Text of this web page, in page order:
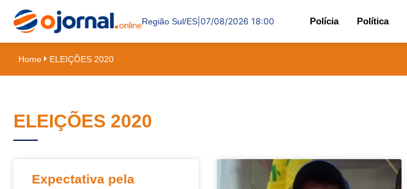
Região Sul/ES 07/08/2026 18:00 Polícia Política
Home ELEIÇÕES 2020
ELEIÇÕES 2020
Expectativa pela